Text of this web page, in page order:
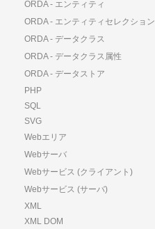
ORDA - エンティティ
ORDA - エンティティセレクション
ORDA - データクラス
ORDA - データクラス属性
ORDA - データストア
PHP
SQL
SVG
Webエリア
Webサーバ
Webサービス (クライアント)
Webサービス (サーバ)
XML
XML DOM